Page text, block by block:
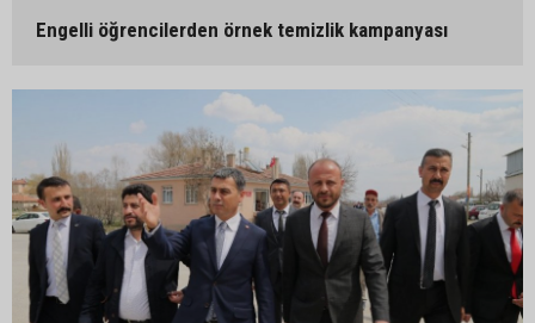
Engelli öğrencilerden örnek temizlik kampanyası